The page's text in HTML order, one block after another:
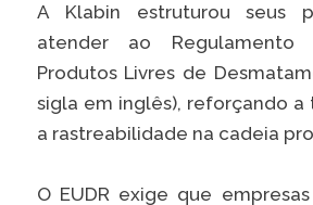
A Klabin estruturou seus
atender ao Regulamento
Produtos Livres de
sigla em inglês), reforçando a
a rastreabilidade na cadeia
O EUDR exige que